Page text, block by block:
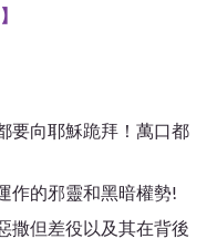
】
要向耶穌跪拜！萬口都
作的邪靈和黑暗權勢!
撒但差役以及其在背後